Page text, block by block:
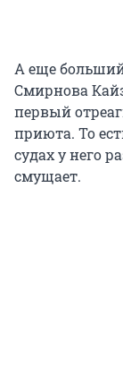
А еще
Смирнова
первый
приюта. То
судах у него
смущает.